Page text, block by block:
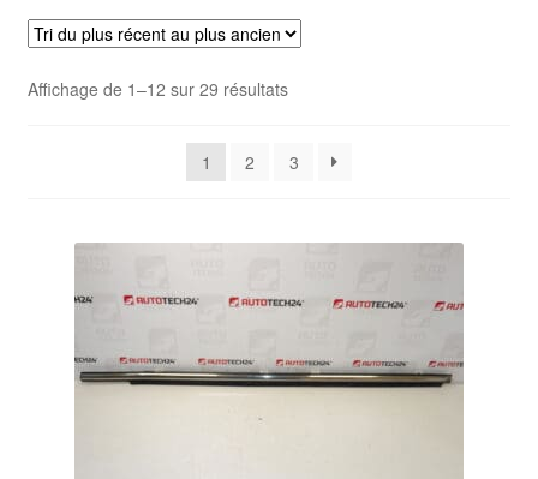
Livraison internationale
Mon compte
Affichage de 1–12 sur 29 résultatsTrié
récent
ancien
1 2 3